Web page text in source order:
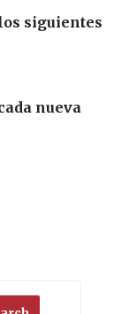
siguientes
nueva